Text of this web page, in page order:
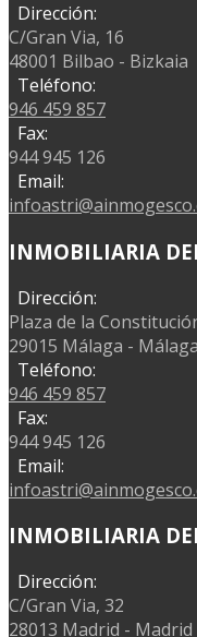
Dirección:
C/Gran Via, 16
48001 Bilbao - Bizkaia
Teléfono:
946 459 857
Fax:
944 945 126
Email:
INMOBILIARIA
Dirección:
Plaza de la
29015 Málaga - Málaga
Teléfono:
946 459 857
Fax:
944 945 126
Email:
INMOBILIARIA
Dirección:
C/Gran Via, 32
28013 Madrid - Madrid